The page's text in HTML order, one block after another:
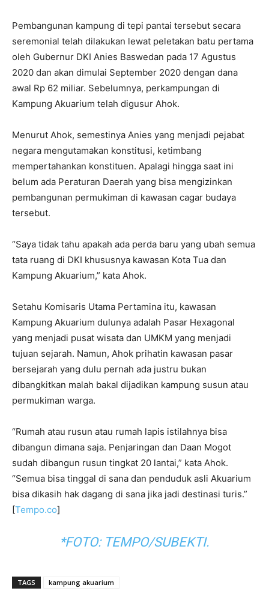
Pembangunan kampung di tepi pantai tersebut secara
seremonial telah dilakukan lewat peletakan batu pertama
oleh Gubernur DKI Anies Baswedan pada 17 Agustus
2020 dan akan dimulai September 2020 dengan dana
awal Rp 62 miliar. Sebelumnya, perkampungan di
Kampung Akuarium telah digusur Ahok.
Menurut Ahok, semestinya Anies yang menjadi pejabat
negara mengutamakan konstitusi, ketimbang
mempertahankan konstituen. Apalagi hingga saat ini
belum ada Peraturan Daerah yang bisa mengizinkan
pembangunan permukiman di kawasan cagar budaya
tersebut.
“Saya tidak tahu apakah ada perda baru yang ubah semua
tata ruang di DKI khususnya kawasan Kota Tua dan
Kampung Akuarium,” kata Ahok.
Setahu Komisaris Utama Pertamina itu, kawasan
Kampung Akuarium dulunya adalah Pasar Hexagonal
yang menjadi pusat wisata dan UMKM yang menjadi
tujuan sejarah. Namun, Ahok prihatin kawasan pasar
bersejarah yang dulu pernah ada justru bukan
dibangkitkan malah bakal dijadikan kampung susun atau
permukiman warga.
“Rumah atau rusun atau rumah lapis istilahnya bisa
dibangun dimana saja. Penjaringan dan Daan Mogot
sudah dibangun rusun tingkat 20 lantai,” kata Ahok.
“Semua bisa tinggal di sana dan penduduk asli Akuarium
bisa dikasih hak dagang di sana jika jadi destinasi turis.”
[Tempo.co]
*FOTO: TEMPO/SUBEKTI.
TAGS kampung akuarium